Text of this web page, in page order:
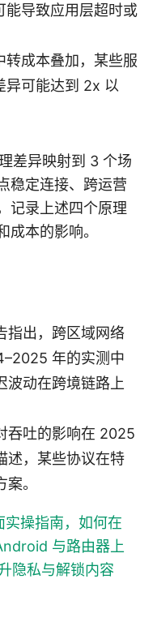
能导致应用层超时或
转成本叠加，某些服
异可能达到 2x 以
差异映射到 3 个场
稳定连接、跨运营
记录上述四个原理
成本的影响。
指出，跨区域网络
年的实测中
波动在跨境链路上
吞吐的影响在 2025
述，某些协议在特
。
操指南，如何在
与路由器上
隐私与解锁内容